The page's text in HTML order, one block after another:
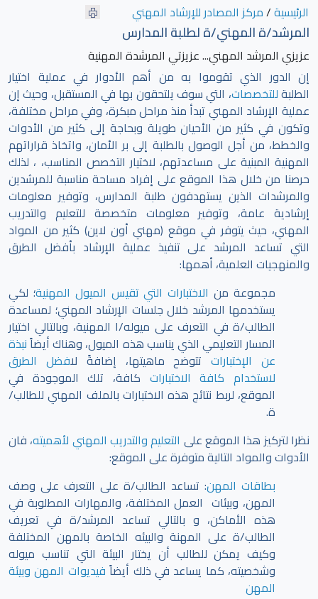
الرئيسية/مركز المصادر للإرشاد المهني
المرشد/ة المهني/ة لطلبة المدارس
عزيزي المرشد المهني... عزيزتي المرشدة المهنية
إن الدور الذي تقوموا به من أهم الأدوار في عملية اختيار
الطلبةللتخصصات، التي سوف يلتحقون بها في المستقبل، وحيث إن
عملية الإرشاد المهني تبدأ منذ مراحل مبكرة، وفي مراحل مختلفة،
وتكون في كثير من الأحيان طويلة وبحاجة إلى كثير من الأدوات
والخطط، من أجل الوصول بالطلبة إلى بر الأمان، واتخاذ قراراتهم
المهنية المبنية على مساعدتهم، لاختيار التخصص المناسب، ، لذلك
حرصنا من خلال هذا الموقع على إفراد مساحة مناسبة للمرشدين
والمرشدات الذين يستهدفون طلبة المدارس، وتوفير معلومات
إرشادية عامة، وتوفير معلومات متخصصة للتعليم والتدريب
المهني، حيث يتوفر في موقع (مهني أون لاين) كثير من المواد
التي تساعد المرشد على تنفيذ عملية الإرشاد بأفضل الطرق
والمنهجيات العلمية، أهمها:
مجموعة من الاختبارات التي تقيس الميول المهنية؛ لكي
يستخدمها المرشد خلال جلسات الإرشاد المهني؛ لمساعدة
الطالب/ة في التعرف على ميوله/ا المهنية، وبالتالي اختيار
المسار التعليمي الذي يناسب هذه الميول، وهناك أيضاًنبذة
عن الإختباراتتتوضح ماهيتها، إضافةً لافضل الطرق
لاستخدام كافة الاختبارات كافة، تلك الموجودة في
الموقع، لربط نتائج هذه الاختبارات بالملف المهني للطالب/
ة.
نظرا لتركيز هذا الموقع على التعليم والتدريب المهني لأهميته، فان
الأدوات والمواد التالية متوفرة على الموقع:
بطاقات المهن: تساعد الطالب/ة على التعرف على وصف
المهن، وبيئات العمل المختلفة، والمهارات المطلوبة في
هذه الأماكن، و بالتالي تساعد المرشد/ة في تعريف
الطالب/ة على المهنة والبيئه الخاصة بالمهن المختلفة
وكيف يمكن للطالب أن يختار البيئة التي تناسب ميوله
وشخصيته، كما يساعد في ذلك أيضاً فيديوات المهن وبيئة
المهن